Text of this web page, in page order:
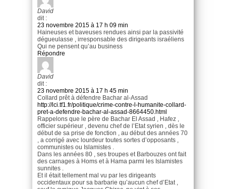
David
dit :
23 novembre 2015 à 17 h 09 min
Haineuses et baveuses rendues ainsi par la passivité
dégueulasse , irresponsable des dirigeants israéliens
Qui ne pensent qu’au business
Répondre
David
dit :
23 novembre 2015 à 17 h 45 min
Collard prêt à défendre Bachar al-Assad
http://lci.tf1.fr/politique/crime-contre-l-humanite-collard-
pret-a-defendre-bachar-al-assad-8664450.html
Rappelons que le père de Bachar El Assad , Hafez ,
officier supérieur , devenu chef de l’Etat syrien , dès le
début de sa prise de fonction , au début des années 70
, a corrigé avec lourdeur toutes sortes d’opposants ,
communistes ou Islamistes .
Dans les années 80 , ses troupes et Barbouzes ont fait
des carnages à Homs et à Hama parmi les Islamistes
sunnites .
Et il était tellement mal vu par les dirigeants
occidentaux pour sa barbarie qu’aucun chef d’Etat ,